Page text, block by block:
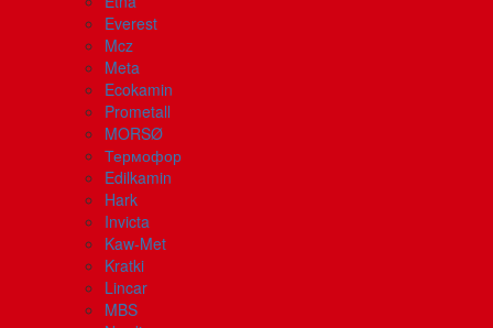
Everest
Mcz
Meta
Ecokamin
Prometall
MORSØ
Термофор
Edilkamin
Hark
Invicta
Kaw-Met
Kratki
Lincar
MBS